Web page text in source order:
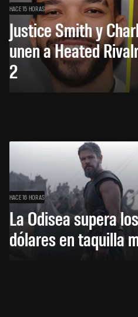
HACE 15 HORAS
Justice Smith y
unen a Heated
2
HACE 16 HORAS
La Odisea supera
dólares en taquilla